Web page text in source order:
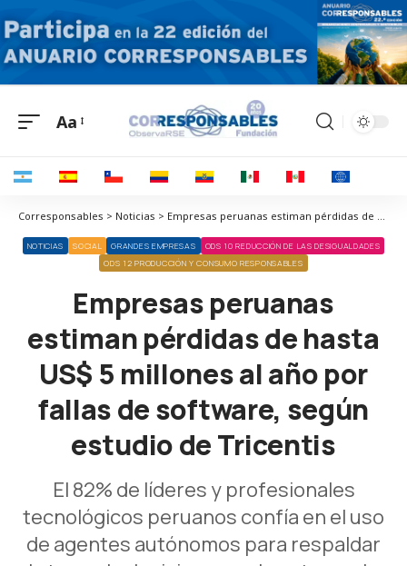
Aa
Corresponsables > Noticias > Empresas peruanas estiman pérdidas de hasta US$ 5 millones al año por fallas de software, según estudio de Tricentis
NOTICIAS SOCIAL GRANDES EMPRESAS
ODS 10 REDUCCIÓN DE LAS DESIGUALDADES
ODS 12 PRODUCCIÓN Y CONSUMO RESPONSABLES
Empresas peruanas
estiman pérdidas de hasta
US$ 5 millones al año por
fallas de software, según
estudio de Tricentis
El 82% de líderes y profesionales
tecnológicos peruanos confía en el uso
de agentes autónomos para respaldar